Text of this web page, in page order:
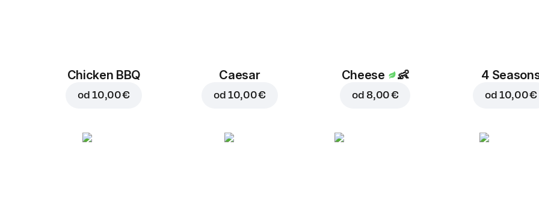
Chicken BBQ
od 10,00 €
Caesar
od 10,00 €
Cheese 👶
od 8,00 €
4
od 10,00 €